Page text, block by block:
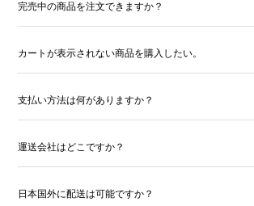
完売中の商品を注文できますか？
カートが表示されない商品を購入したい。
支払い方法は何がありますか？
運送会社はどこですか？
日本国外に配送は可能ですか？